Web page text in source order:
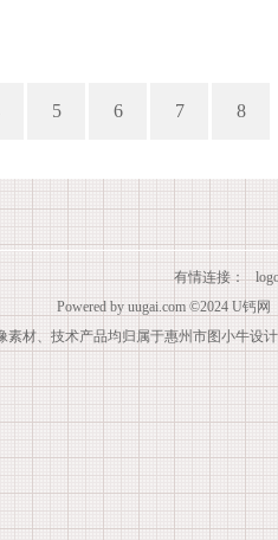
5 6 7 8
有情连接：
Powered by uugai.com ©2024 U钙网
素材、技术产品均归属于惠州市图小牛设